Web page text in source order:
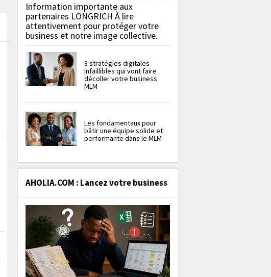
Information importante aux
partenaires LONGRICH À lire
attentivement pour protéger votre
business et notre image collective.
3 stratégies digitales
infaillibles qui vont faire
décoller votre business
MLM
Les fondamentaux pour
bâtir une équipe solide et
performante dans le MLM
AHOLIA.COM : Lancez votre business